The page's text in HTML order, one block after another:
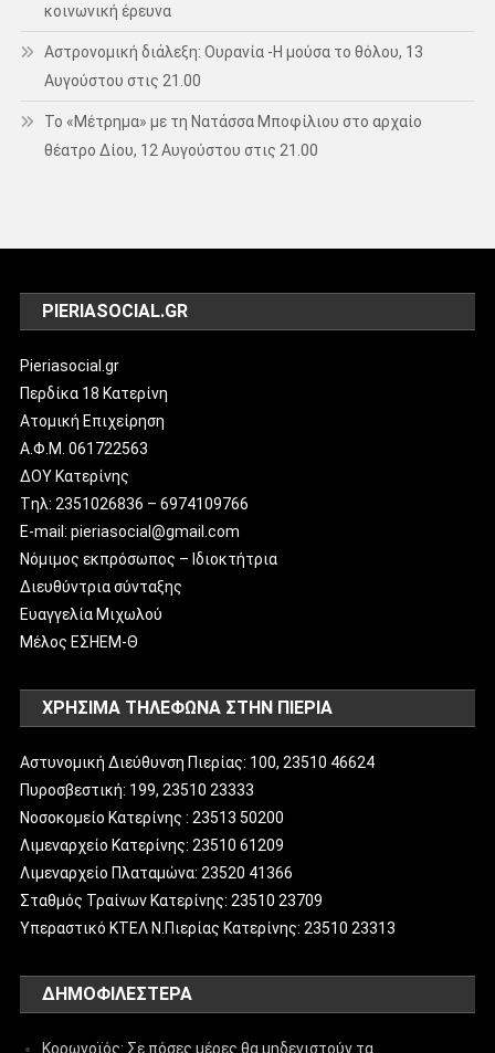
κοινωνική έρευνα
Αστρονομική διάλεξη: Ουρανία -Η μούσα το θόλου, 13
Αυγούστου στις 21.00
Το «Μέτρημα» με τη Νατάσσα Μποφίλιου στο αρχαίο
θέατρο Δίου, 12 Αυγούστου στις 21.00
PIERIASOCIAL.GR
Pieriasocial.gr
Περδίκα 18 Κατερίνη
Ατομική Επιχείρηση
Α.Φ.Μ. 061722563
ΔΟΥ Κατερίνης
Tηλ: 2351026836 – 6974109766
E-mail: pieriasocial@gmail.com
Νόμιμος εκπρόσωπος – Ιδιοκτήτρια
Διευθύντρια σύνταξης
Ευαγγελία Μιχωλού
Μέλος ΕΣΗΕΜ-Θ
ΧΡΗΣΙΜΑ ΤΗΛΕΦΩΝΑ ΣΤΗΝ ΠΙΕΡΙΑ
Αστυνομική Διεύθυνση Πιερίας: 100, 23510 46624
Πυροσβεστική: 199, 23510 23333
Νοσοκομείο Κατερίνης : 23513 50200
Λιμεναρχείο Κατερίνης: 23510 61209
Λιμεναρχείο Πλαταμώνα: 23520 41366
Σταθμός Τραίνων Κατερίνης: 23510 23709
Υπεραστικό ΚΤΕΛ Ν.Πιερίας Κατερίνης: 23510 23313
ΔΗΜΟΦΙΛΈΣΤΕΡΑ
Κορωνοϊός: Σε πόσες μέρες θα μηδενιστούν τα…